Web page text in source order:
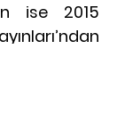
ise 2015